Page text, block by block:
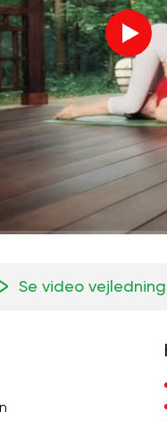
Se video vejledning